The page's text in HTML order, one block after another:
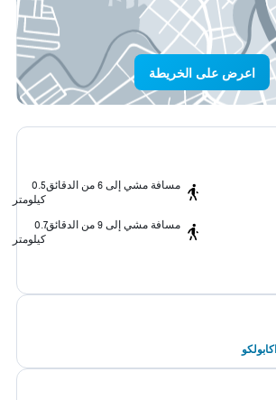
اعرض على الخريطة
مسافة مشي إلى 6 من الدقائق
0.5
كيلومتر
مسافة مشي إلى 9 من الدقائق
0.7
كيلومتر